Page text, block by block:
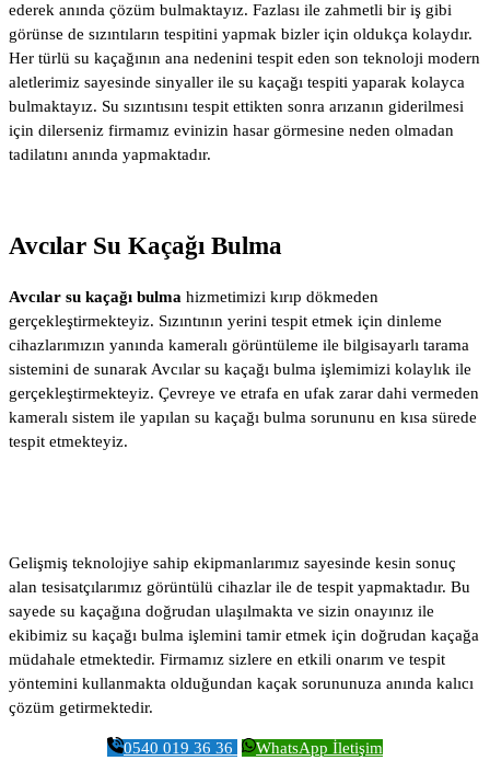
ederek anında çözüm bulmaktayız. Fazlası ile zahmetli bir iş gibi
görünse de sızıntıların tespitini yapmak bizler için oldukça kolaydır.
Her türlü su kaçağının ana nedenini tespit eden son teknoloji modern
aletlerimiz sayesinde sinyaller ile su kaçağı tespiti yaparak kolayca
bulmaktayız. Su sızıntısını tespit ettikten sonra arızanın giderilmesi
için dilerseniz firmamız evinizin hasar görmesine neden olmadan
tadilatını anında yapmaktadır.
Avcılar Su Kaçağı Bulma
Avcılar su kaçağı bulma hizmetimizi kırıp dökmeden
gerçekleştirmekteyiz. Sızıntının yerini tespit etmek için dinleme
cihazlarımızın yanında kameralı görüntüleme ile bilgisayarlı tarama
sistemini de sunarak Avcılar su kaçağı bulma işlemimizi kolaylık ile
gerçekleştirmekteyiz. Çevreye ve etrafa en ufak zarar dahi vermeden
kameralı sistem ile yapılan su kaçağı bulma sorununu en kısa sürede
tespit etmekteyiz.
Gelişmiş teknolojiye sahip ekipmanlarımız sayesinde kesin sonuç
alan tesisatçılarımız görüntülü cihazlar ile de tespit yapmaktadır. Bu
sayede su kaçağına doğrudan ulaşılmakta ve sizin onayınız ile
ekibimiz su kaçağı bulma işlemini tamir etmek için doğrudan kaçağa
müdahale etmektedir. Firmamız sizlere en etkili onarım ve tespit
yöntemini kullanmakta olduğundan kaçak sorununuza anında kalıcı
çözüm getirmektedir.
0540 019 36 36 WhatsApp İletişim